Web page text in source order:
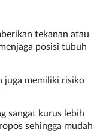
tekanan atau
posisi tubuh
juga memiliki risiko
sangat kurus lebih
sehingga mudah